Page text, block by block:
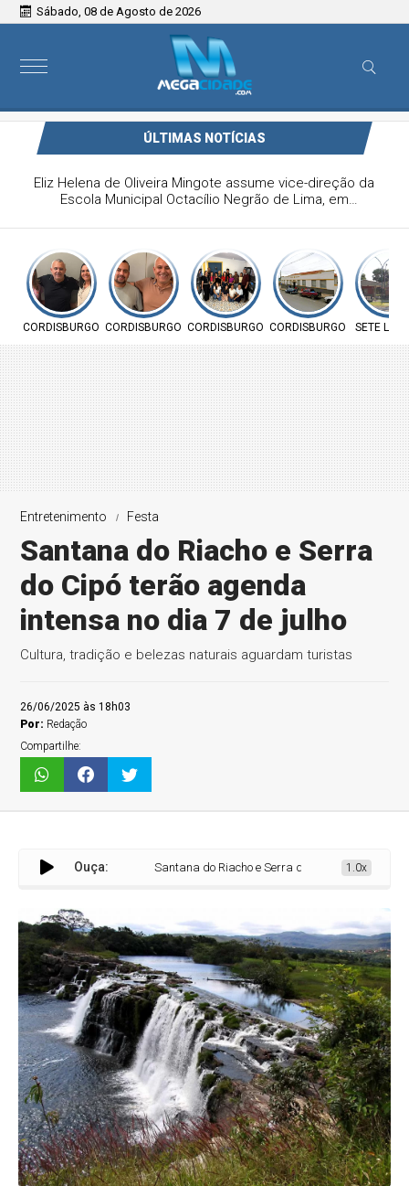
Sábado, 08 de Agosto de 2026
ÚLTIMAS NOTÍCIAS
Jairo Rocha é o novo secretário de Planejamento de
Cordisburgo
CORDISBURGO CORDISBURGO CORDISBURGO CORDISBURGO SETE
Entretenimento Festa
Santana do Riacho e Serra
do Cipó terão agenda
intensa no dia 7 de julho
Cultura, tradição e belezas naturais aguardam turistas
26/06/2025 às 18h03
Por: Redação
Compartilhe:
Ouça:Santana do Riacho e Serra do Cipó terão agenda intensa
1.0x